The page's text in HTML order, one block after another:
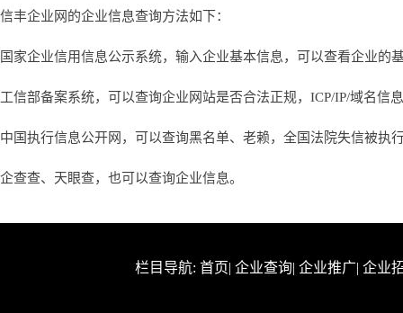
信丰企业网的企业信息查询方法如下：
国家企业信用信息公示系统，输入企业基本信息，可以查看企业的
工信部备案系统，可以查询企业网站是否合法正规，ICP/IP/域名信
中国执行信息公开网，可以查询黑名单、老赖，全国法院失信被执
企查查、天眼查，也可以查询企业信息。
栏目导航: 首页| 企业查询| 企业推广| 企业